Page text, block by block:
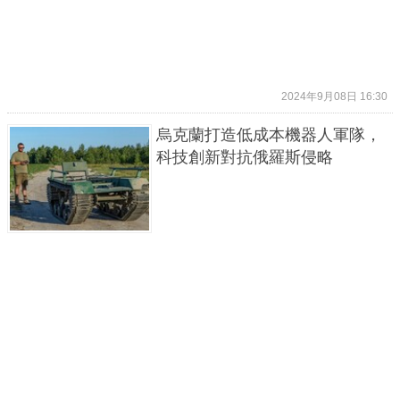
2024年9月08日 16:30
烏克蘭打造低成本機器人軍隊，
科技創新對抗俄羅斯侵略